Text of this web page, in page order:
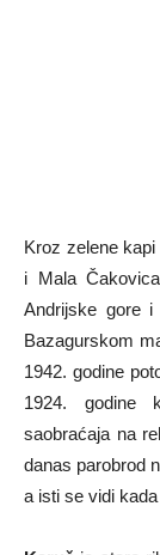
Kroz zelene
i Mala
Andrijske gore
Bazagurskom
1942. godine
1924. godine
saobraćaja na
danas parobrod
a isti se vidi